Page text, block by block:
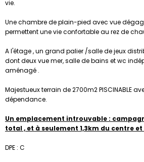
vie.
Une chambre de plain-pied avec vue
permettent une vie confortable au rez de
A l'étage , un grand palier /salle de jeux
dont deux vue mer, salle de bains et wc
aménagé .
Majestueux terrain de 2700m2 PISCINABLE
dépendance.
Un emplacement introuvable :
total , et à seulement 1,3km du centre
DPE : C